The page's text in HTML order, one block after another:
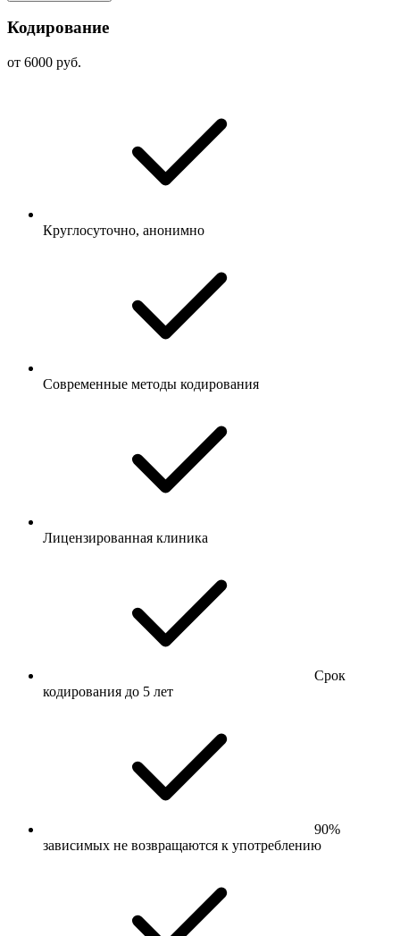
Кодирование
от 6000 руб.
Круглосуточно, анонимно
Современные методы кодирования
Лицензированная клиника
Срок
кодирования до 5 лет
90%
зависимых не возвращаются к употреблению